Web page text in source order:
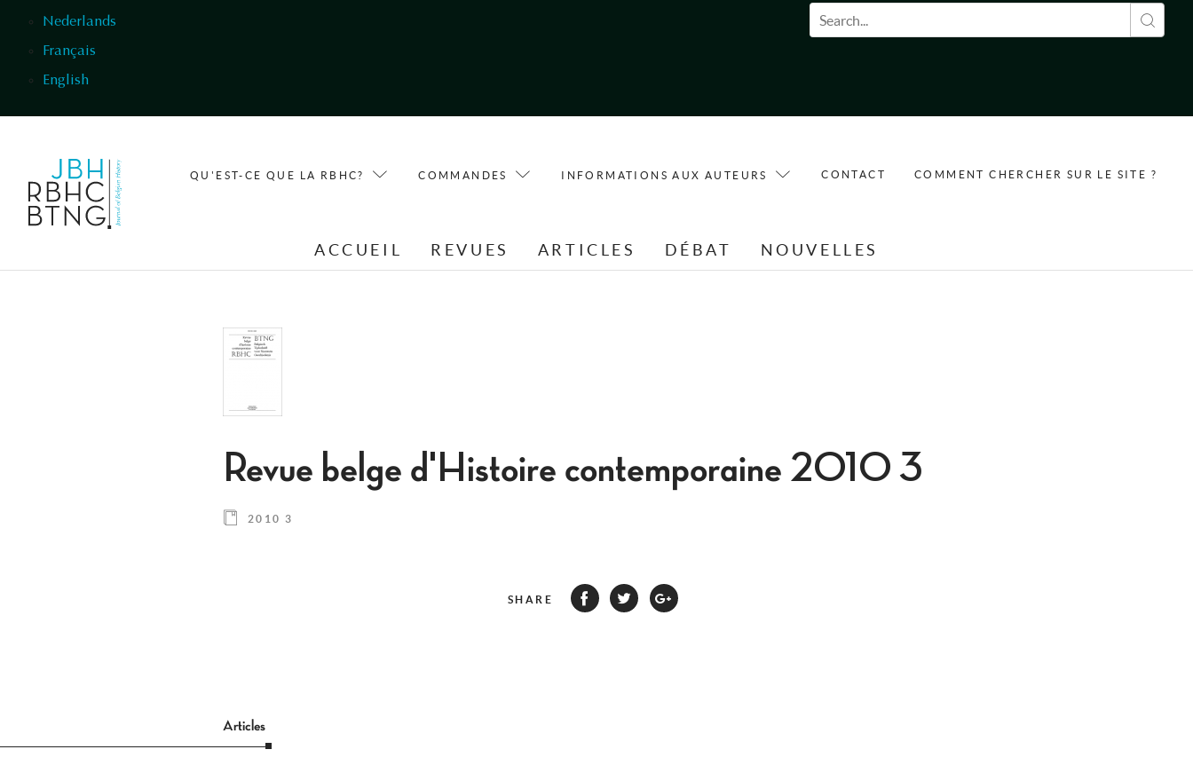
Nederlands
Français
English
Formulaire de recherche
QU'EST-CE QUE LA RBHC? COMMANDES INFORMATIONS AUX AUTEURS CONTACT COMMENT CHERCHER SUR LE SITE ?
ACCUEIL REVUES ARTICLES DÉBAT NOUVELLES
Revue belge d'Histoire contemporaine 2010 3
2010 3
SHARE
Articles